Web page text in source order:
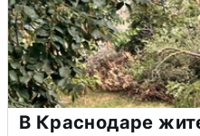
В Краснодаре